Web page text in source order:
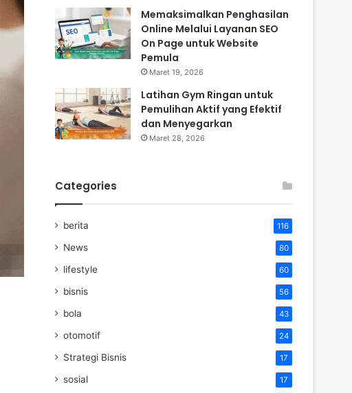
Memaksimalkan Penghasilan
Online Melalui Layanan SEO
On Page untuk Website
Pemula
Maret 19, 2026
Latihan Gym Ringan untuk
Pemulihan Aktif yang Efektif
dan Menyegarkan
Maret 28, 2026
Categories
berita 116
News 80
lifestyle 60
bisnis 56
bola 43
otomotif 24
Strategi Bisnis 17
sosial 17